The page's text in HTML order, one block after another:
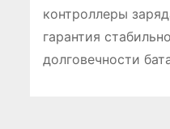
контроллеры
гарантия
долговечности